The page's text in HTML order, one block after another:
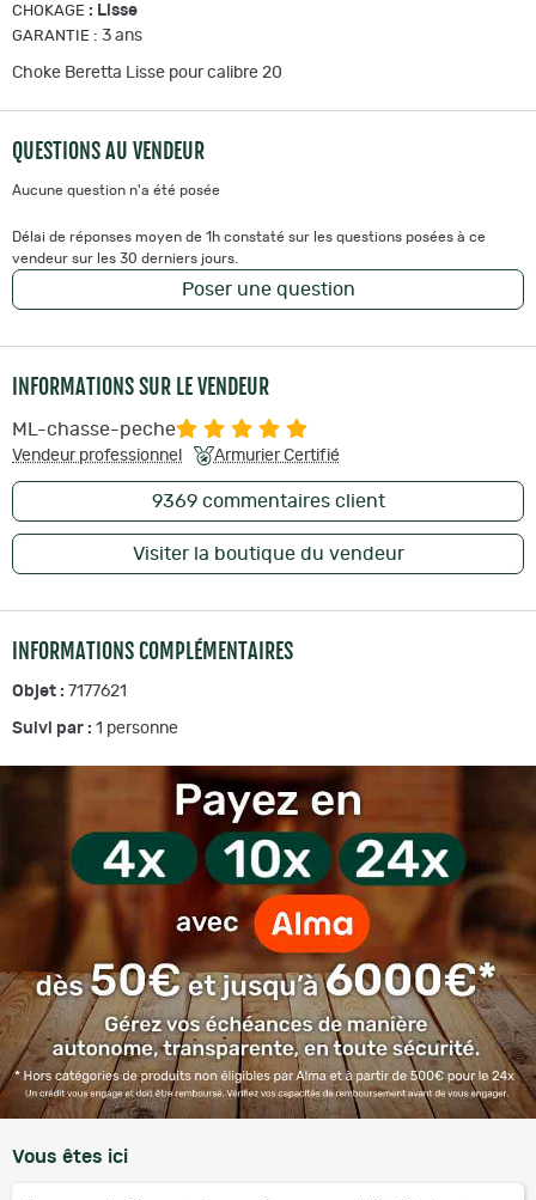
CHOKAGE : Lisse
GARANTIE : 3 ans
Choke Beretta Lisse pour calibre 20
QUESTIONS AU VENDEUR
Aucune question n'a été posée
Délai de réponses moyen de 1h constaté sur les questions posées à ce
vendeur sur les 30 derniers jours.
Poser une question
INFORMATIONS SUR LE VENDEUR
ML-chasse-peche
Vendeur professionnel Armurier Certifié
9369commentaires client
Visiter la boutique du vendeur
INFORMATIONS COMPLÉMENTAIRES
Objet : 7177621
Suivi par : 1 personne
Vous êtes ici